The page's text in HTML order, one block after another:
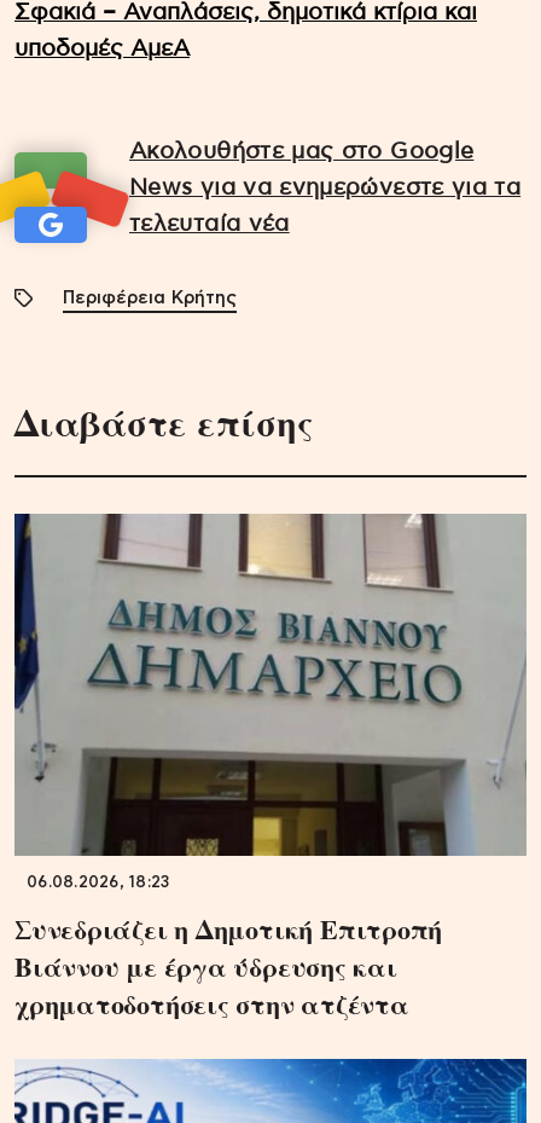
Σφακιά – Αναπλάσεις, δημοτικά κτίρια και
υποδομές ΑμεΑ
Ακολουθήστε μας στο Google
News για να ενημερώνεστε για τα
τελευταία νέα
Περιφέρεια Κρήτης
Διαβάστε επίσης
06.08.2026, 18:23
Συνεδριάζει η Δημοτική Επιτροπή
Βιάννου με έργα ύδρευσης και
χρηματοδοτήσεις στην ατζέντα